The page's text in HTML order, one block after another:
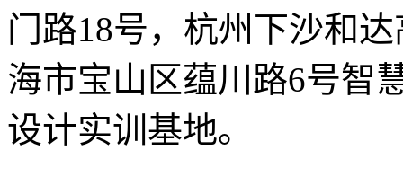
门路18号，杭州下沙和
海市宝山区蕴川路6号智
设计实训基地。